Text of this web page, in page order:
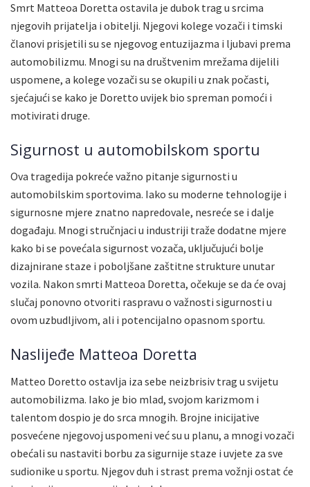
Smrt Matteoa Doretta ostavila je dubok trag u srcima
njegovih prijatelja i obitelji. Njegovi kolege vozači i timski
članovi prisjetili su se njegovog entuzijazma i ljubavi prema
automobilizmu. Mnogi su na društvenim mrežama dijelili
uspomene, a kolege vozači su se okupili u znak počasti,
sjećajući se kako je Doretto uvijek bio spreman pomoći i
motivirati druge.
Sigurnost u automobilskom sportu
Ova tragedija pokreće važno pitanje sigurnosti u
automobilskim sportovima. Iako su moderne tehnologije i
sigurnosne mjere znatno napredovale, nesreće se i dalje
događaju. Mnogi stručnjaci u industriji traže dodatne mjere
kako bi se povećala sigurnost vozača, uključujući bolje
dizajnirane staze i poboljšane zaštitne strukture unutar
vozila. Nakon smrti Matteoa Doretta, očekuje se da će ovaj
slučaj ponovno otvoriti raspravu o važnosti sigurnosti u
ovom uzbudljivom, ali i potencijalno opasnom sportu.
Naslijeđe Matteoa Doretta
Matteo Doretto ostavlja iza sebe neizbrisiv trag u svijetu
automobilizma. Iako je bio mlad, svojom karizmom i
talentom dospio je do srca mnogih. Brojne inicijative
posvećene njegovoj uspomeni već su u planu, a mnogi vozači
obećali su nastaviti borbu za sigurnije staze i uvjete za sve
sudionike u sportu. Njegov duh i strast prema vožnji ostat će